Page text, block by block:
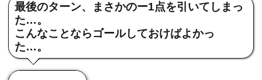
最後のターン、まさかのー1点を引いてしまっ
た…。
こんなことならゴールしておけばよかっ
た…。